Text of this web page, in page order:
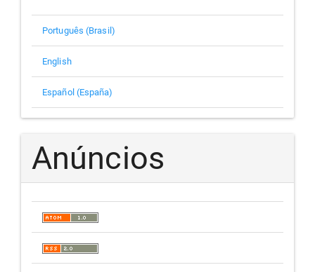
Português (Brasil)
English
Español (España)
Anúncios